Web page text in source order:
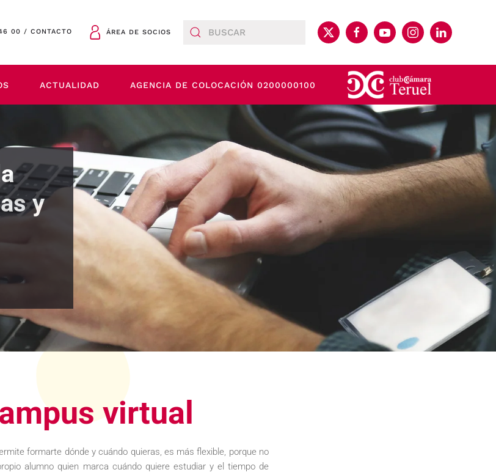
00 / CONTACTO ÁREA DE SOCIOS
ACTUALIDAD AGENCIA DE COLOCACIÓN 0200000100
y
virtual
formarte dónde y cuándo quieras, es más flexible, porque no
alumno quien marca cuándo quiere estudiar y el tiempo de